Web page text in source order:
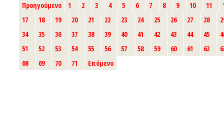
Προηγούμενο 1 2 3 4 5 6 7 8 9 10 11
17
18 19 20 21 22 23 24 25 26 27 28
34
35 36 37 38 39 40 41 42 43 44 45
51
52 53 54 55 56 57 58 59 60 61 62
68
69 70 71 Επόμενο